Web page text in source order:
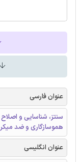
عنوان فارسی
سنتز، شناسایی و
هموسازگاری و ضد
عنوان انگلیسی